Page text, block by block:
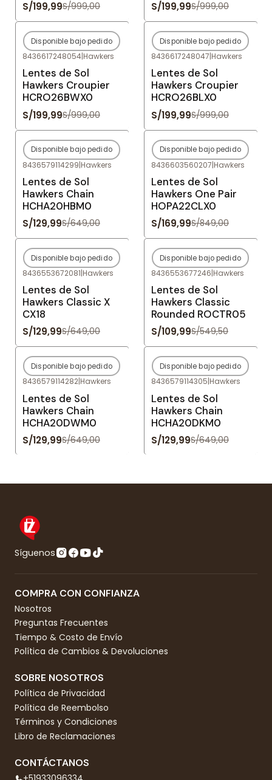
S/199,99S/999,00 S/199,99S/999,00
-80%OFF
Agotado
Disponible bajo pedido
8436617248054|Hawkers
Lentes de Sol
Hawkers Croupier
HCRO26BWX0
S/199,99S/999,00
-80%OFF
Agotado
Disponible bajo pedido
8436617248047|Hawkers
Lentes de Sol
Hawkers Croupier
HCRO26BLX0
S/199,99S/999,00
-80%OFF
Agotado
Disponible bajo pedido
8436579114299|Hawkers
Lentes de Sol
Hawkers Chain
HCHA20HBM0
S/129,99S/649,00
-80%OFF
Agotado
Disponible bajo pedido
8436603560207|Hawkers
Lentes de Sol
Hawkers One Pair
HOPA22CLX0
S/169,99S/849,00
-80%OFF
Agotado
Disponible bajo pedido
8436553672081|Hawkers
Lentes de Sol
Hawkers Classic X
CX18
S/129,99S/649,00
-80%OFF
Agotado
Disponible bajo pedido
8436553677246|Hawkers
Lentes de Sol
Hawkers Classic
Rounded ROCTR05
S/109,99S/549,50
-80%OFF
Agotado
Disponible bajo pedido
8436579114282|Hawkers
Lentes de Sol
Hawkers Chain
HCHA20DWM0
S/129,99S/649,00
-80%OFF
Agotado
Disponible bajo pedido
8436579114305|Hawkers
Lentes de Sol
Hawkers Chain
HCHA20DKM0
S/129,99S/649,00
Síguenos
COMPRA CON CONFIANZA
Nosotros
Preguntas Frecuentes
Tiempo & Costo de Envío
Política de Cambios & Devoluciones
SOBRE NOSOTROS
Política de Privacidad
Política de Reembolso
Términos y Condiciones
Libro de Reclamaciones
CONTÁCTANOS